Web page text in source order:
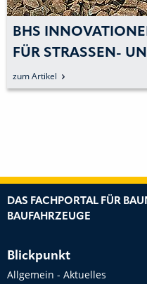
BHS
FÜR STRASSEN-
zum Artikel
DAS FACHPORTAL FÜR
BAUFAHRZEUGE
Blickpunkt
Allgemein - Aktuelles